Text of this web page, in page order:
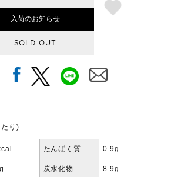
入荷のお知らせ
SOLD OUT
り)
たんぱく質 0.9g
炭水化物 8.9g